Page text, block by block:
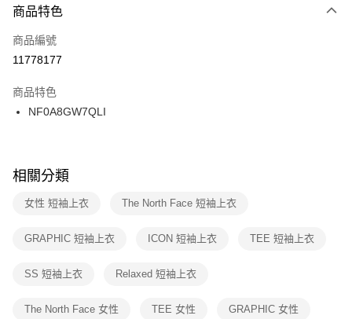
３．安心：先確認商品／服務後，再付款。
【「AFTEE先享後付」結帳流程】
１．於結帳方式選擇「AFTEE先享後付」後，將跳轉至「AFTEE先享後付」
２．訂單成立數日內，您將收到繳費通知簡訊。
３．收到繳費通知簡訊後14天內，點擊此簡訊中的連結，可透過四大超商／
ATM／網路銀行／等多元方式進行付款，方視為交易完成。
※ 交易是否成功請以「AFTEE先享後付 」之結帳頁面顯示為準，若有關於
是否繳費成功／繳費後需取消欲退款等相關疑問，請聯繫「AFTEE先享後付
客戶支援中心」https://netprotections.freshdesk.com/support/home
１．透過由恩沛科技股份有限公司提供之「AFTEE先享後付」服務完成之交
權轉讓予恩沛科技股份有限公司。
３．未成年的使用者請事先徵得法定代理人或監護人之同意方可使用
每筆NT$100，滿NT$1,500(含以上)免運費
宅配
每筆NT$100，滿NT$1,500(含以上)免運費
付款後門市自取
每筆NT$100，滿NT$1,500(含以上)免運費
商品特色
商品編號
11778177
商品特色
NF0A8GW7QLI
相關分類
女性 短袖上衣 The North Face 短袖上衣
GRAPHIC 短袖上衣 ICON 短袖上衣 TEE 短袖上衣
SS 短袖上衣 Relaxed 短袖上衣
The North Face 女性 TEE 女性 GRAPHIC 女性